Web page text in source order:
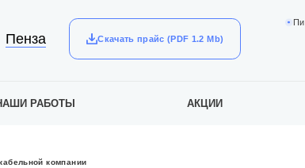
Пенза Скачать прайс (PDF 1.2 Mb)
РАБОТЫ АКЦИИ
компании